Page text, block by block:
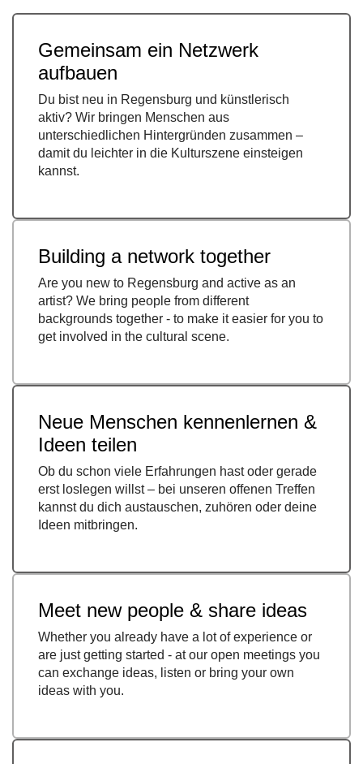
Gemeinsam ein Netzwerk
aufbauen
Du bist neu in Regensburg und künstlerisch
aktiv? Wir bringen Menschen aus
unterschiedlichen Hintergründen zusammen –
damit du leichter in die Kulturszene einsteigen
kannst.
Building a network together
Are you new to Regensburg and active as an
artist? We bring people from different
backgrounds together - to make it easier for you to
get involved in the cultural scene.
Neue Menschen kennenlernen &
Ideen teilen
Ob du schon viele Erfahrungen hast oder gerade
erst loslegen willst – bei unseren offenen Treffen
kannst du dich austauschen, zuhören oder deine
Ideen mitbringen.
Meet new people & share ideas
Whether you already have a lot of experience or
are just getting started - at our open meetings you
can exchange ideas, listen or bring your own
ideas with you.